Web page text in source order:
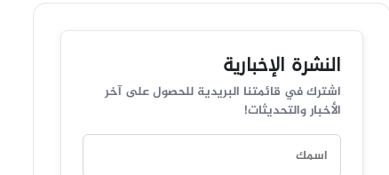
النشرة الإخبارية
اشترك في قائمتنا البريدية للحصول على آخر
الأخبار والتحديثات!